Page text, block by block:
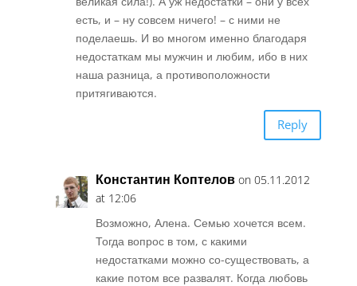
есть, и – ну совсем ничего! – с ними не
поделаешь. И во многом именно благодаря
недостаткам мы мужчин и любим, ибо в них
наша разница, а противоположности
притягиваются.
Reply
Константин Коптелов on 05.11.2012
at 12:06
Возможно, Алена. Семью хочется всем.
Тогда вопрос в том, с какими
недостатками можно со-существовать, а
какие потом все развалят. Когда любовь